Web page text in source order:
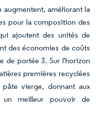
améliorant la
pour la composition des
ajoutent des unités de
des économies de coûts
de portée 3. Sur l'horizon
premières recyclées
vierge, donnant aux
un meilleur pouvoir de